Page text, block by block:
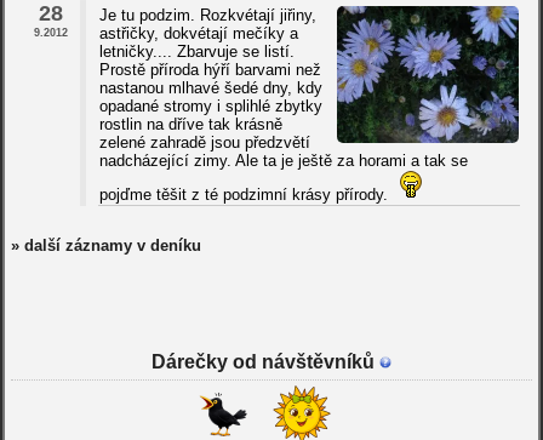
28
9.2012
Je tu podzim. Rozkvétají jiřiny,
astřičky, dokvétají mečíky a
letničky.... Zbarvuje se listí.
Prostě příroda hýří barvami než
nastanou mlhavé šedé dny, kdy
opadané stromy i splihlé zbytky
rostlin na dříve tak krásně
zelené zahradě jsou předzvětí
nadcházející zimy. Ale ta je ještě za horami a tak se
pojďme těšit z té podzimní krásy přírody.
» další záznamy v deníku
Dárečky od návštěvníků